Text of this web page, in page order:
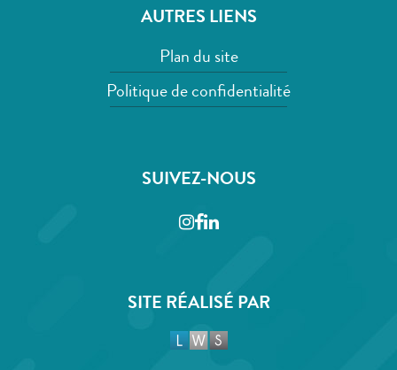
AUTRES LIENS
Plan du site
Politique de confidentialité
SUIVEZ-NOUS
Instagram
Facebook
LinkedIn
SITE RÉALISÉ PAR